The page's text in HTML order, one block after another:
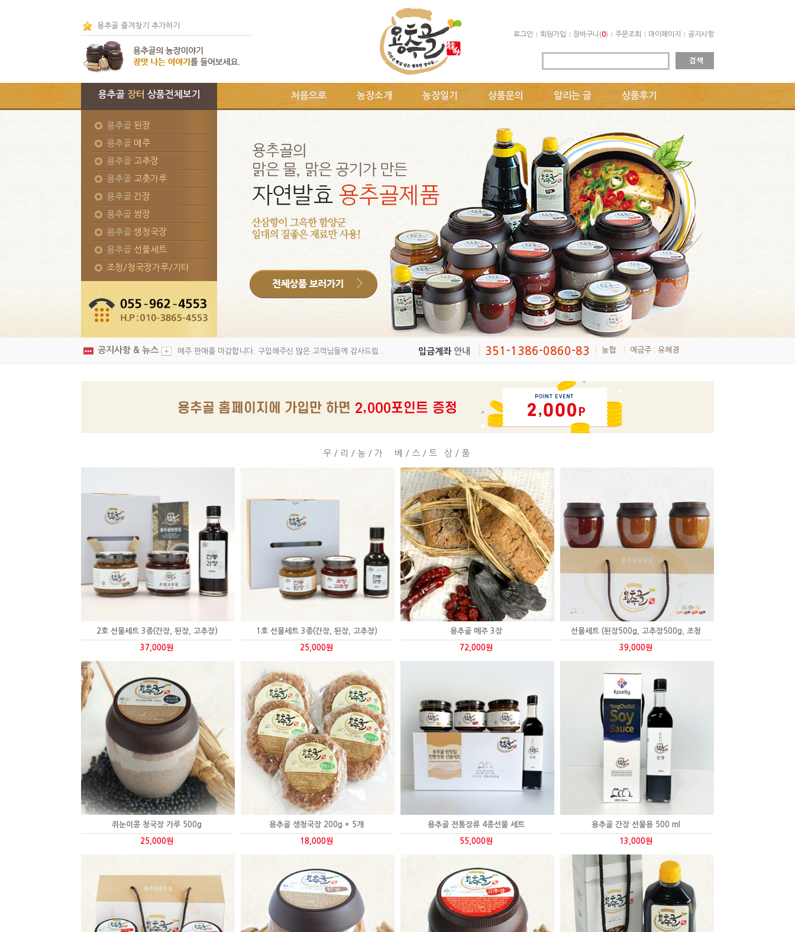
용추골 즐겨찾기 추가하기
로그인 회원가입 장바구니(0) 주문조회 마이페이지 공지사항
용추골 장터 상품전체보기 처음으로 농장소개 농장일기 상품문의 알리는 글 상품후기
용추골 된장
용추골 메주
용추골 고추장
용추골 고춧가루
용추골 간장
용추골 쌈장
용추골 생청국장
용추골 선물세트
조청/청국장가루/기타
공지사항 & 뉴스 메주 판매를 마감합니다. 구입해주신 많은 고객님들께 감사드립... 입금계좌 안내 351-1386-0860-83 농협 예금주 : 유혜경
우/리/농/가 베/스/트 상/품
2호 선물세트 3종(간장, 된장, 고추장)
37,000원
1호 선물세트 3종(간장, 된장, 고추장)
25,000원
용추골 메주 3장
72,000원
선물세트 (된장500g, 고추장500g, 조청
39,000원
쥐눈이콩 청국장 가루 500g
25,000원
용추골 생청국장 200g * 5개
18,000원
용추골 전통장류 4종선물 세트
55,000원
용추골 간장 선물용 500 ml
13,000원